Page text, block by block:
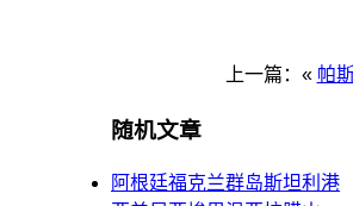
上一篇：« 帕
随机文章
阿根廷福克兰群岛斯坦利港